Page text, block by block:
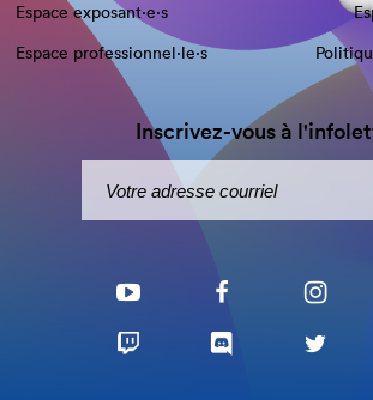
Espace exposant·e⋅s
Espace professionnel·le⋅s
Inscrivez-vous à